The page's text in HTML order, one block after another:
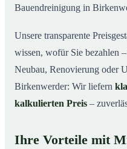
Bauendreinigung in
Unsere transparente
wissen, wofür Sie bezahlen –
Neubau, Renovierung oder
Birkenwerder: Wir liefern
kalkulierten Preis –
Ihre Vorteile mit